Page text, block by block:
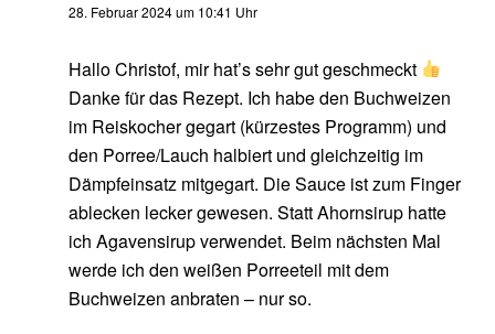
28. Februar 2024 um 10:41 Uhr
Hallo Christof, mir hat’s sehr gut geschmeckt
Danke für das Rezept. Ich habe den Buchweizen
im Reiskocher gegart (kürzestes Programm) und
den Porree/Lauch halbiert und gleichzeitig im
Dämpfeinsatz mitgegart. Die Sauce ist zum Finger
ablecken lecker gewesen. Statt Ahornsirup hatte
ich Agavensirup verwendet. Beim nächsten Mal
werde ich den weißen Porreeteil mit dem
Buchweizen anbraten – nur so.